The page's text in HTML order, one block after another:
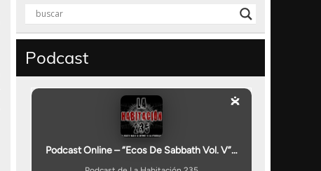
Podcast